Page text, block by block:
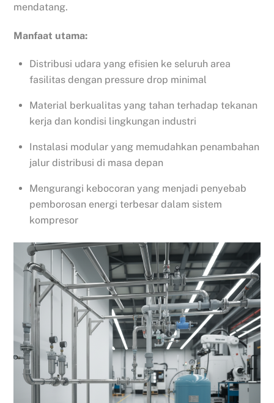
mendatang.
Manfaat utama:
Distribusi udara yang efisien ke seluruh area
fasilitas dengan pressure drop minimal
Material berkualitas yang tahan terhadap tekanan
kerja dan kondisi lingkungan industri
Instalasi modular yang memudahkan penambahan
jalur distribusi di masa depan
Mengurangi kebocoran yang menjadi penyebab
pemborosan energi terbesar dalam sistem
kompresor